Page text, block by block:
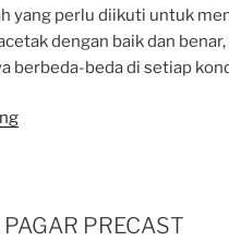
yang perlu diikuti untuk
dengan baik dan
berbeda-beda di setiap
“Metoda
PRECAST